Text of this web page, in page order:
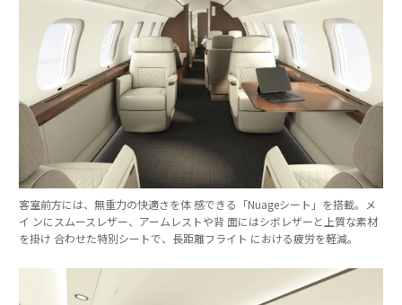
客室前方には、無重力の快適さを体 感できる「Nuageシート」を搭載。メ
イ ンにスムースレザー、アームレストや背 面にはシボレザーと上質な素材
を掛け 合わせた特別シートで、長距離フライト における疲労を軽減。